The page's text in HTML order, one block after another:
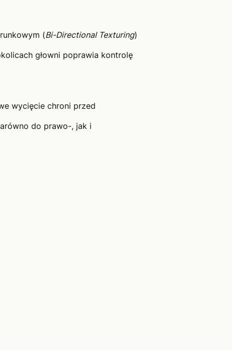
(Bi-Directional Texturing)
głowni poprawia kontrolę
wycięcie chroni przed
do prawo-, jak i